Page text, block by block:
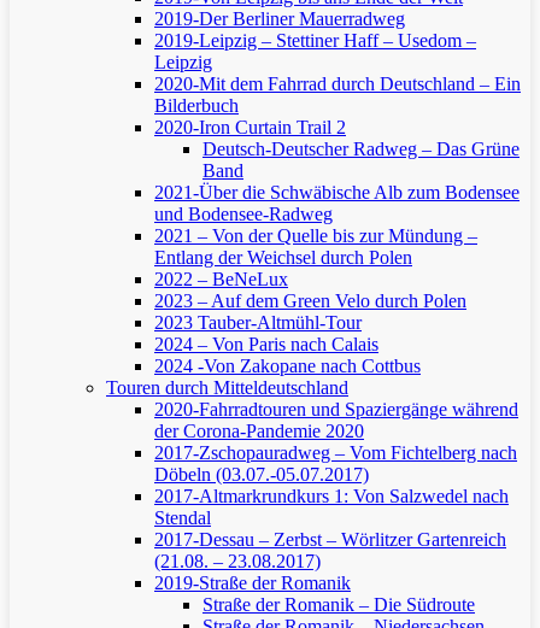
2019-Der Berliner Mauerradweg
2019-Leipzig – Stettiner Haff – Usedom –
Leipzig
2020-Mit dem Fahrrad durch Deutschland – Ein
Bilderbuch
2020-Iron Curtain Trail 2
Deutsch-Deutscher Radweg – Das Grüne
Band
2021-Über die Schwäbische Alb zum Bodensee
und Bodensee-Radweg
2021 – Von der Quelle bis zur Mündung –
Entlang der Weichsel durch Polen
2022 – BeNeLux
2023 – Auf dem Green Velo durch Polen
2023 Tauber-Altmühl-Tour
2024 – Von Paris nach Calais
2024 -Von Zakopane nach Cottbus
Touren durch Mitteldeutschland
2020-Fahrradtouren und Spaziergänge während
der Corona-Pandemie 2020
2017-Zschopauradweg – Vom Fichtelberg nach
Döbeln (03.07.-05.07.2017)
2017-Altmarkrundkurs 1: Von Salzwedel nach
Stendal
2017-Dessau – Zerbst – Wörlitzer Gartenreich
(21.08. – 23.08.2017)
2019-Straße der Romanik
Straße der Romanik – Die Südroute